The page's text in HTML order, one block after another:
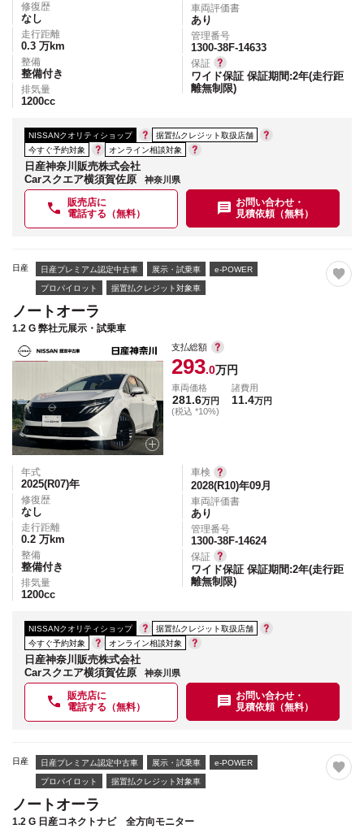
修復歴
なし
走行距離
0.3 万km
整備
整備付き
排気量
1200cc
車両評価書
あり
管理番号
1300-38F-14633
保証
ワイド保証 保証期間:2年(走行距
離無制限)
NISSANクオリティショップ
据置払クレジット取扱店舗
今すぐ予約対象
オンライン相談対象
日産神奈川販売株式会社
Carスクエア横須賀佐原
神奈川県
販売店に
電話する（無料）
お問い合わせ・
見積依頼（無料）
日産 日産プレミアム認定中古車 展示・試乗車 e-POWER
プロパイロット 据置払クレジット対象車
ノートオーラ
1.2 G 弊社元展示・試乗車
支払総額
293.0万円
車両価格
281.6万円
(税込 *10%)
諸費用
11.4万円
年式
2025(R07)年
修復歴
なし
走行距離
0.2 万km
整備
整備付き
排気量
1200cc
車検
2028(R10)年09月
車両評価書
あり
管理番号
1300-38F-14624
保証
ワイド保証 保証期間:2年(走行距
離無制限)
NISSANクオリティショップ
据置払クレジット取扱店舗
今すぐ予約対象
オンライン相談対象
日産神奈川販売株式会社
Carスクエア横須賀佐原
神奈川県
販売店に
電話する（無料）
お問い合わせ・
見積依頼（無料）
日産 日産プレミアム認定中古車 展示・試乗車 e-POWER
プロパイロット 据置払クレジット対象車
ノートオーラ
1.2 G 日産コネクトナビ 全方向モニター